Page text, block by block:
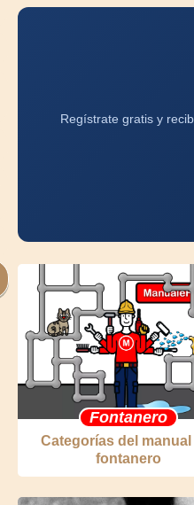
Regístrate gratis y
Fontanero
Categorías del manual
fontanero